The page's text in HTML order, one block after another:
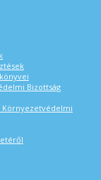
Bizottság
Környezetvédelmi